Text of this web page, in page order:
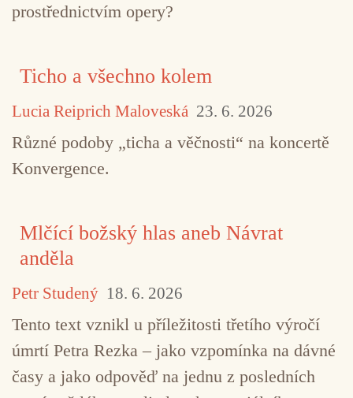
prostřednictvím opery?
Ticho a všechno kolem
Lucia Reiprich Maloveská 23. 6. 2026
Různé podoby „ticha a věčnosti“ na koncertě
Konvergence.
Mlčící božský hlas aneb Návrat
anděla
Petr Studený 18. 6. 2026
Tento text vznikl u příležitosti třetího výročí
úmrtí Petra Rezka – jako vzpomínka na dávné
časy a jako odpověď na jednu z posledních